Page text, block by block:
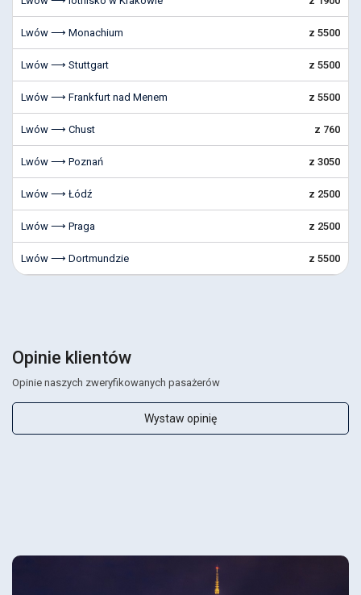
Lwów ⟶ Monachium z 5500
Lwów ⟶ Stuttgart z 5500
Lwów ⟶ Frankfurt nad Menem z 5500
Lwów ⟶ Chust z 760
Lwów ⟶ Poznań z 3050
Lwów ⟶ Łódź z 2500
Lwów ⟶ Praga z 2500
Lwów ⟶ Dortmundzie z 5500
Opinie klientów
Opinie naszych zweryfikowanych pasażerów
Wystaw opinię